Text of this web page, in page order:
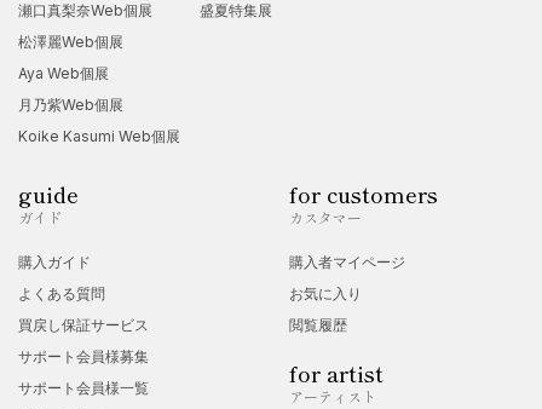
瀬口真梨奈Web個展
松澤麗Web個展
Aya Web個展
月乃紫Web個展
Koike Kasumi Web個展
盛夏特集展
guide
ガイド
購入ガイド
よくある質問
買戻し保証サービス
サポート会員様募集
サポート会員様一覧
for customers
カスタマー
購入者マイページ
お気に入り
閲覧履歴
for artist
アーティスト